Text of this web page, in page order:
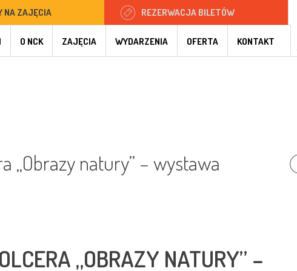
NA ZAJĘCIA REZERWACJA BILETÓW
O NCK ZAJĘCIA WYDARZENIA OFERTA KONTAKT
„Obrazy natury” – wystawa
„OBRAZY NATURY” –